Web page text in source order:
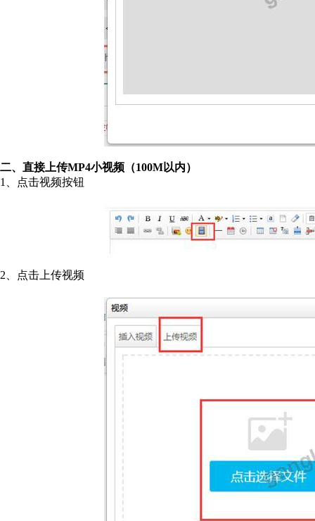
二、直接上传MP4小视频（100M以内）
1、点击视频按钮
2、点击上传视频